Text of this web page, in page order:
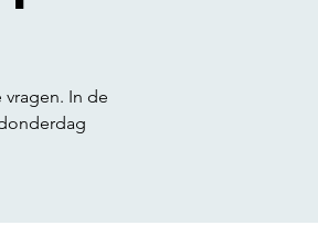
In de